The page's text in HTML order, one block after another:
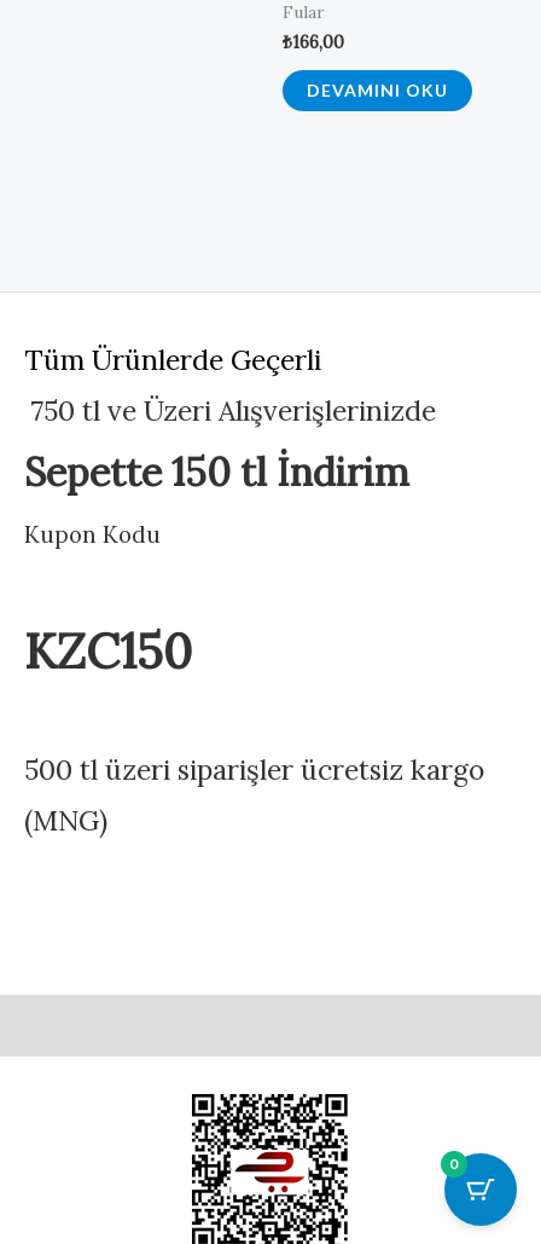
Fular
₺166,00
DEVAMINI OKU
Tüm Ürünlerde Geçerli
750 tl ve Üzeri Alışverişlerinizde
Sepette 150 tl İndirim
Kupon Kodu
KZC150
500 tl üzeri siparişler ücretsiz kargo
(MNG)
0